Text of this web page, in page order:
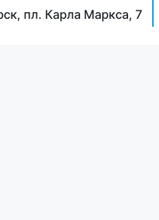
пл. Карла Маркса, 7